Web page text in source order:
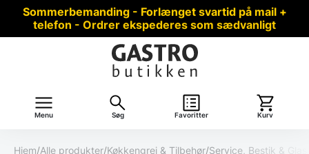
Sommerbemanding - Forlænget svartid på mail +
telefon - Ordrer ekspederes som sædvanligt
Menu Søg Favoritter Kurv
Hjem/Alle produkter/Køkkengrej & Tilbehør/Service, Bestik & Glas